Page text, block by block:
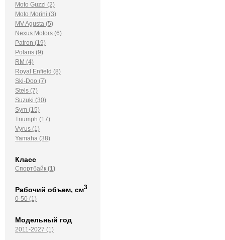
Moto Guzzi (2)
Moto Morini (3)
MV Agusta (5)
Nexus Motors (6)
Patron (19)
Polaris (9)
RM (4)
Royal Enfield (8)
Ski-Doo (7)
Stels (7)
Suzuki (30)
Sym (15)
Triumph (17)
Vyrus (1)
Yamaha (38)
Класс
Спортбайк (1)
Рабочий объем, см3
0-50 (1)
Модельный год
2011-2027 (1)